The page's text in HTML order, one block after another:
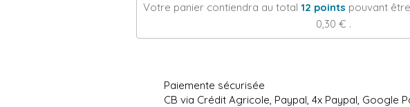
Votre panier contiendra au total 12 points pouvant
0,30 € .
Paiemente sécurisée
CB via Crédit Agricole, Paypal, 4x Paypal, Google